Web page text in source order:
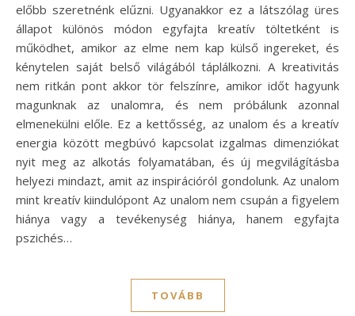
előbb szeretnénk elűzni. Ugyanakkor ez a látszólag üres
állapot különös módon egyfajta kreatív töltetként is
működhet, amikor az elme nem kap külső ingereket, és
kénytelen saját belső világából táplálkozni. A kreativitás
nem ritkán pont akkor tör felszínre, amikor időt hagyunk
magunknak az unalomra, és nem próbálunk azonnal
elmenekülni előle. Ez a kettősség, az unalom és a kreatív
energia között megbúvó kapcsolat izgalmas dimenziókat
nyit meg az alkotás folyamatában, és új megvilágításba
helyezi mindazt, amit az inspirációról gondolunk. Az unalom
mint kreatív kiindulópont Az unalom nem csupán a figyelem
hiánya vagy a tevékenység hiánya, hanem egyfajta
pszichés…
TOVÁBB